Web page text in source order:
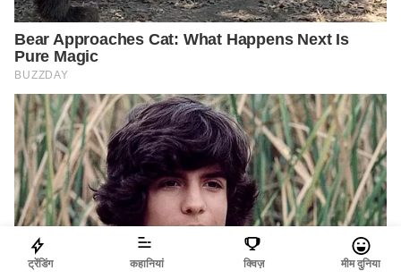
ट्रेंडिंग कहानियां क्विज़ मीम दुनिया